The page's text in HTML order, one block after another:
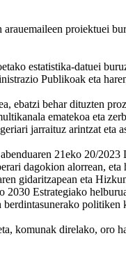
proiektuei
estatistika-datuei
Publikoak eta
ebatzi behar dituzten
ematekoa eta
jarraituz arintzat
21eko 20/
dagokion alorrean,
gidaritzapean eta
Estrategiako
komunak direlako, oro